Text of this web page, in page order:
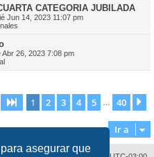
asegurar que
CATEGORIA JUBILADA
Jun 14, 2023 11:07 pm
Abr 26, 2023 7:08 pm
Página de 40
1 2 3 4 5 40
Ir a